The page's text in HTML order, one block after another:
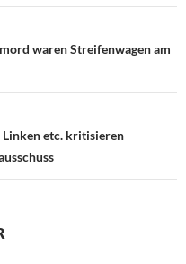
waren Streifenwagen am
Linken etc. kritisieren